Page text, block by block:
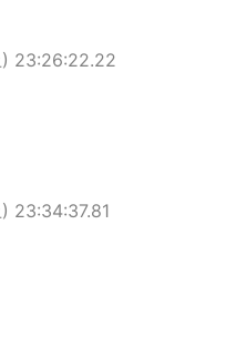
23:26:22.22
23:34:37.81